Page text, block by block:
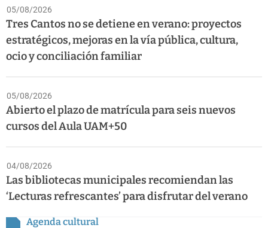
05/08/2026
Tres Cantos no se detiene en verano: proyectos
estratégicos, mejoras en la vía pública, cultura,
ocio y conciliación familiar
05/08/2026
Abierto el plazo de matrícula para seis nuevos
cursos del Aula UAM+50
04/08/2026
Las bibliotecas municipales recomiendan las
‘Lecturas refrescantes’ para disfrutar del verano
Agenda cultural